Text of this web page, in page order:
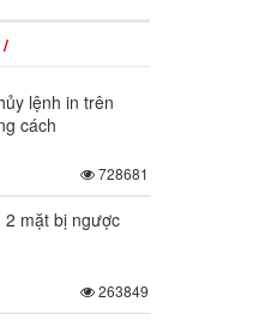
lệnh in trên
cách
728681
mặt bị ngược
263849